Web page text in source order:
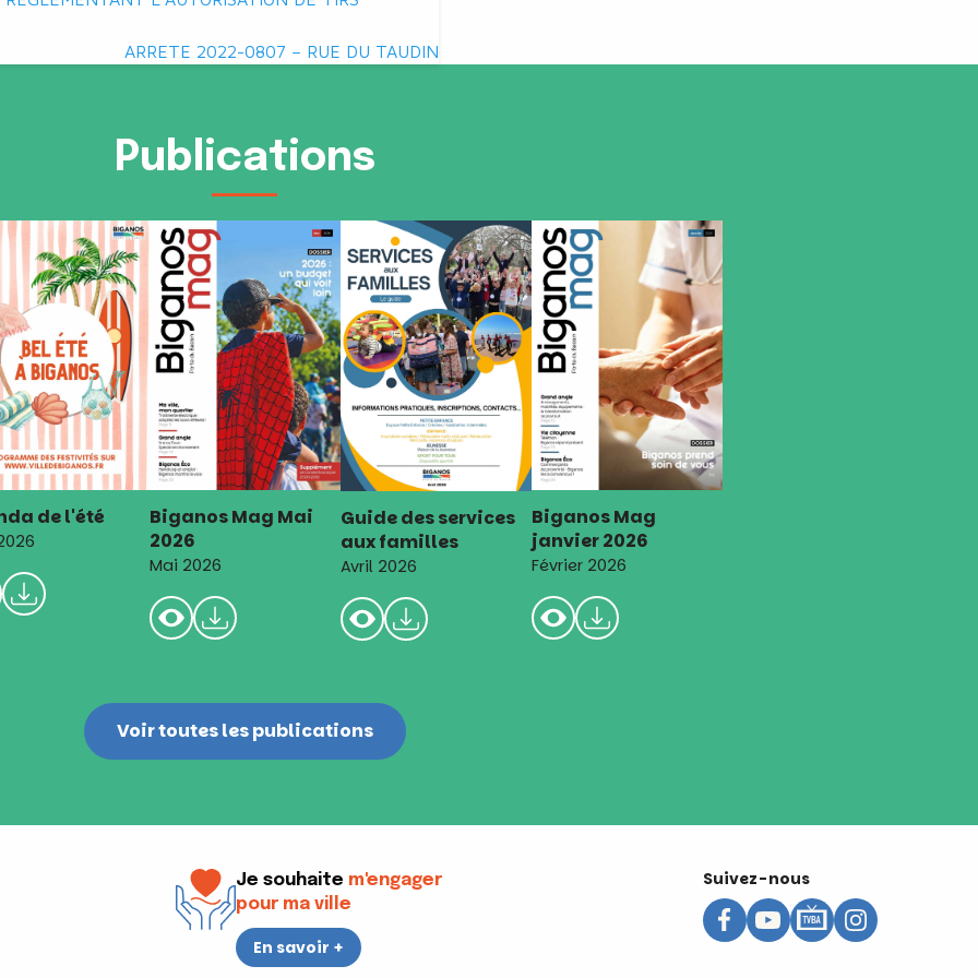
ARRETE 2022-0807 – RUE DU TAUDIN
Publications
de l'été
Biganos Mag Mai
2026
Mai 2026
Guide des services
aux familles
Avril 2026
Biganos Mag
janvier 2026
Février 2026
Voir toutes les publications
Je souhaite m'engager
pour ma ville
En savoir +
Suivez-nous